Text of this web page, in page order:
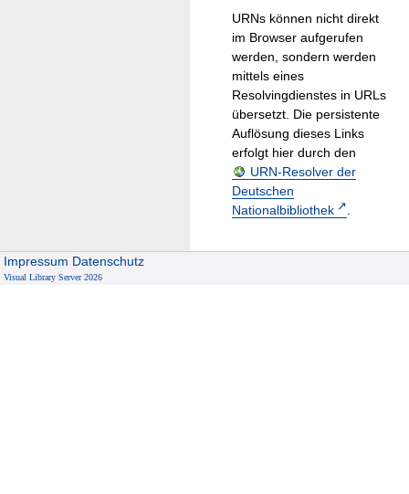
URNs können nicht direkt
im Browser aufgerufen
werden, sondern werden
mittels eines
Resolvingdienstes in URLs
übersetzt. Die persistente
Auflösung dieses Links
erfolgt hier durch den
URN-Resolver der
Deutschen
Nationalbibliothek
.
Impressum Datenschutz
Visual Library Server 2026